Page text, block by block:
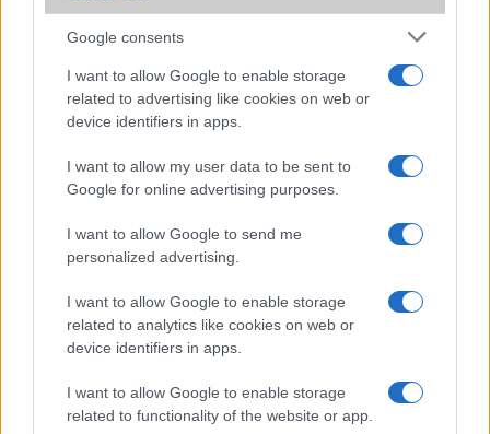
Google consents
I want to allow Google to enable storage
related to advertising like cookies on web or
device identifiers in apps.
I want to allow my user data to be sent to
Google for online advertising purposes.
I want to allow Google to send me
personalized advertising.
I want to allow Google to enable storage
related to analytics like cookies on web or
device identifiers in apps.
I want to allow Google to enable storage
related to functionality of the website or app.
Apple iPhone 17 Pro
447.000 Ft (új)
Apple iPhone 15 Pro